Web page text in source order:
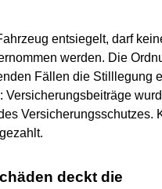
entsiegelt, darf
werden. Die
Fällen die Stilllegung
Versicherungsbeiträge
Versicherungsschutzes.
deckt die